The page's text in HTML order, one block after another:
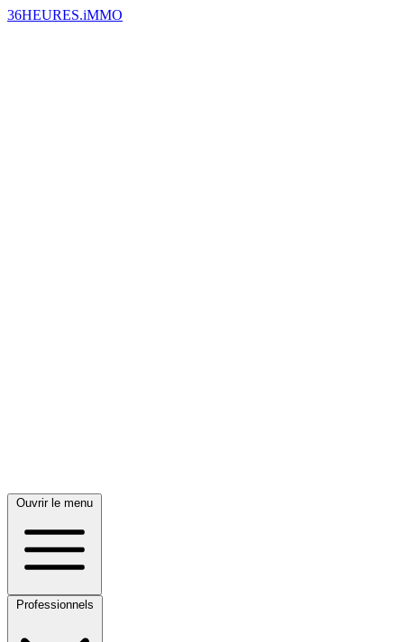
36HEURES.iMMO
Ouvrir le menu
Professionnels